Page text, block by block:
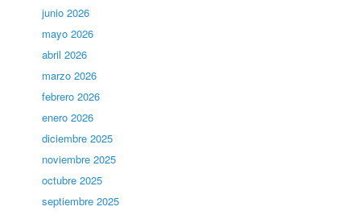
junio 2026
mayo 2026
abril 2026
marzo 2026
febrero 2026
enero 2026
diciembre 2025
noviembre 2025
octubre 2025
septiembre 2025